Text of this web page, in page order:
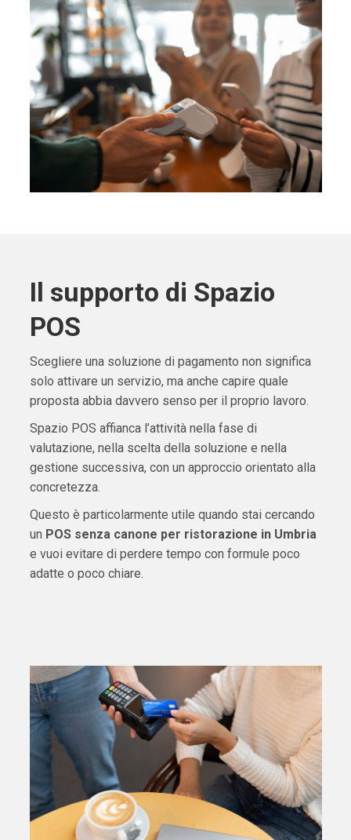
Il supporto di Spazio
POS
Scegliere una soluzione di pagamento non significa
solo attivare un servizio, ma anche capire quale
proposta abbia davvero senso per il proprio lavoro.
Spazio POS affianca l’attività nella fase di
valutazione, nella scelta della soluzione e nella
gestione successiva, con un approccio orientato alla
concretezza.
Questo è particolarmente utile quando stai cercando
un POS senza canone per ristorazione in Umbria
e vuoi evitare di perdere tempo con formule poco
adatte o poco chiare.